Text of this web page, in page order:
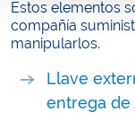
Estos elementos
compañía
manipularlos.
Llave
entrega de